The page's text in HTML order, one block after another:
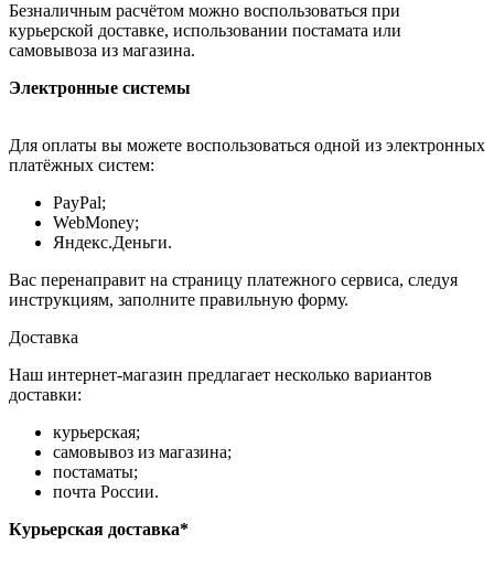
Безналичным расчётом можно воспользоваться при
курьерской доставке, использовании постамата или
самовывоза из магазина.
Электронные системы
Для оплаты вы можете воспользоваться одной из электронных
платёжных систем:
PayPal;
WebMoney;
Яндекс.Деньги.
Вас перенаправит на страницу платежного сервиса, следуя
инструкциям, заполните правильную форму.
Доставка
Наш интернет-магазин предлагает несколько вариантов
доставки:
курьерская;
самовывоз из магазина;
постаматы;
почта России.
Курьерская доставка*